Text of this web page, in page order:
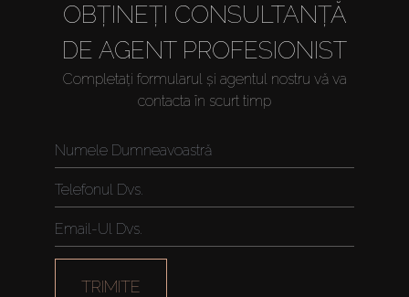
OBȚINEȚI CONSULTANȚĂ
DE AGENT PROFESIONIST
Completați formularul și agentul nostru vă va
contacta în scurt timp
TRIMITE